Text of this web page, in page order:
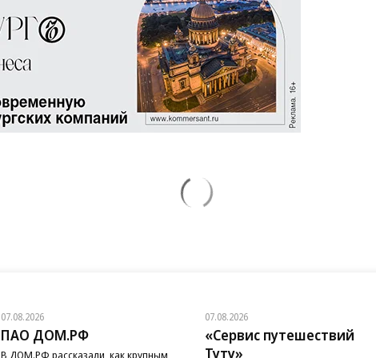
07.08.2026
ПАО ДОМ.РФ
В ДОМ.РФ рассказали, как крупным
07.08.2026
«Сервис путешествий
Туту»